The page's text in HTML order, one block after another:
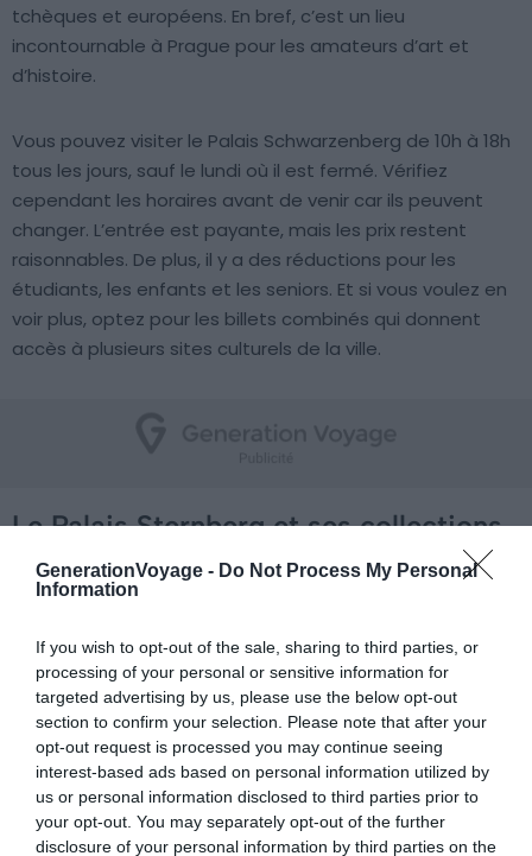
GenerationVoyage - Do Not Process My Personal
Information
If you wish to opt-out of the sale, sharing to third parties, or
processing of your personal or sensitive information for
targeted advertising by us, please use the below opt-out
section to confirm your selection. Please note that after your
opt-out request is processed you may continue seeing
interest-based ads based on personal information utilized by
us or personal information disclosed to third parties prior to
your opt-out. You may separately opt-out of the further
disclosure of your personal information by third parties on the
tchèques et européens. En bref, c’est un lieu
incontournable à Prague pour les amateurs d’art et
d’histoire.
Vous pouvez visiter le Palais Schwarzenberg de 10h à 18h
tous les jours, sauf le lundi où il est fermé. Vérifiez
cependant les horaires avant de venir car ils peuvent
changer. L’entrée est payante, mais les prix restent
raisonnables. De plus, il y a des réductions pour les
étudiants, les enfants et les seniors. Et si vous voulez en
voir plus, optez pour les billets combinés qui donnent
accès à plusieurs sites culturels de la ville.
Le Palais Sternberg et ses collections
d’art